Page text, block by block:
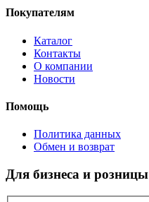
Покупателям
Каталог
Контакты
О компании
Новости
Помощь
Политика данных
Обмен и возврат
Для бизнеса и розницы